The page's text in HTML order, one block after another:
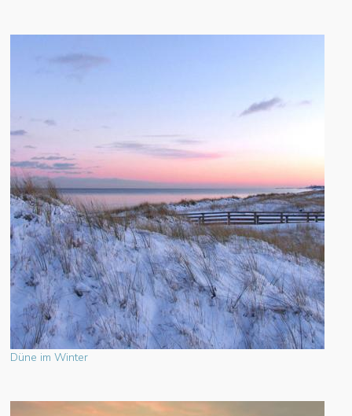
Düne im Winter